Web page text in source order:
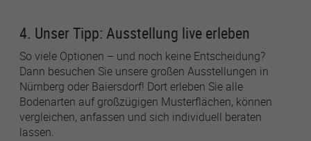
4. Unser Tipp: Ausstellung live erleben
So viele Optionen – und noch keine Entscheidung?
Dann besuchen Sie unsere großen Ausstellungen in
Nürnberg oder Baiersdorf! Dort erleben Sie alle
Bodenarten auf großzügigen Musterflächen, können
vergleichen, anfassen und sich individuell beraten
lassen.